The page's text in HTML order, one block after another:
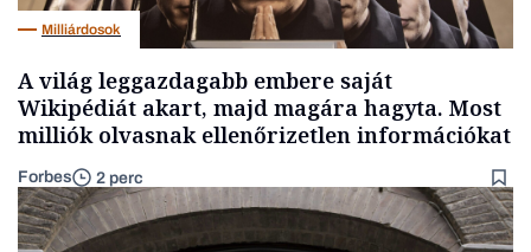
Milliárdosok
A világ leggazdagabb embere saját
Wikipédiát akart, majd magára hagyta. Most
milliók olvasnak ellenőrizetlen információkat
Forbes 2 perc